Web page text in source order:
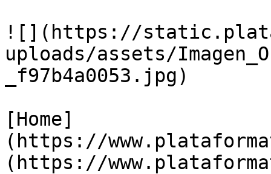
![](https://
uploads/assets/
_f97b4a0053.jpg)
[Home]
(https://
(https://